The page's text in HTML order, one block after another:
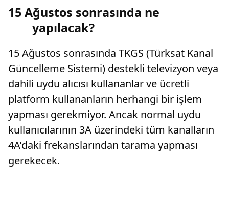
15 Ağustos sonrasında ne
yapılacak?
15 Ağustos sonrasında TKGS (Türksat Kanal
Güncelleme Sistemi) destekli televizyon veya
dahili uydu alıcısı kullananlar ve ücretli
platform kullananların herhangi bir işlem
yapması gerekmiyor. Ancak normal uydu
kullanıcılarının 3A üzerindeki tüm kanalların
4A’daki frekanslarından tarama yapması
gerekecek.